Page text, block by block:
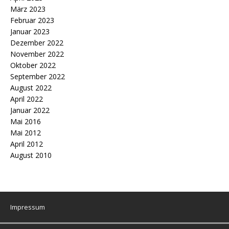
März 2023
Februar 2023
Januar 2023
Dezember 2022
November 2022
Oktober 2022
September 2022
August 2022
April 2022
Januar 2022
Mai 2016
Mai 2012
April 2012
August 2010
Impressum